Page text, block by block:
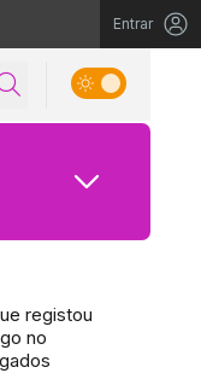
Entrar
registou
no